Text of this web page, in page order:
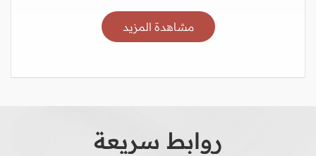
مشاهدة المزيد
روابط سريعة